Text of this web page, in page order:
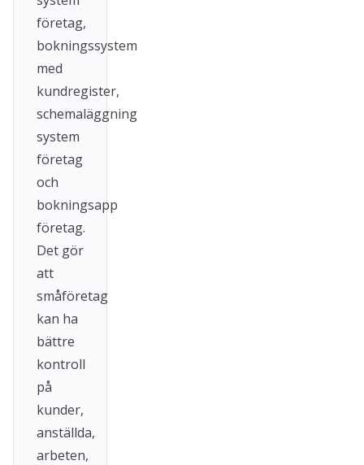
företag,
bokningssystem
med
kundregister,
schemaläggning
system
företag
och
bokningsapp
företag.
Det gör
att
småföretag
kan ha
bättre
kontroll
på
kunder,
anställda,
arbeten,